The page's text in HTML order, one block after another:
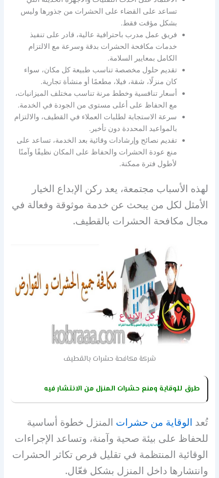
تساعد على القضاء على الحشرات من جذورها وليس
بشكل مؤقت فقط.
فريق عمل مدرب باحترافية عالية، قادر على تنفيذ
خدمات مكافحة الحشرات بدقة وسرعة مع الالتزام
الكامل بمعايير السلامة.
تقديم حلول مخصصة تناسب طبيعة كل مكان، سواء
كان منزلًا، شقة، فيلا، مطعمًا أو منشأة تجارية.
أسعار تنافسية وخطط مرنة تناسب مختلف الميزانيات،
مع الحفاظ على أعلى مستوى من الجودة في الخدمة.
سرعة الاستجابة لطلبات العملاء في القطيف، والالتزام
بالمواعيد المحددة دون تأخير.
تقديم نصائح وإرشادات وقائية بعد الخدمة، تساعد على
منع عودة الحشرات والحفاظ على المكان نظيفًا وآمنًا
لأطول فترة ممكنة.
لهذه الأسباب مجتمعة، يعد ركن الإبداع الخيار
الأمثل لكل من يبحث عن خدمة موثوقة وفعالة في
مجال مكافحة الحشرات بالقطيف.
شركة مكافحة حشرات بالقطيف
طرق للوقاية ومنع حشرات المنزل من الانتشار فيه
تُعد الوقاية من حشرات المنزل خطوة أساسية
للحفاظ على بيئة صحية وآمنة، وتساعد الإجراءات
الوقائية المنتظمة في تقليل فرص تكاثر الحشرات
وانتشارها داخل المنزل بشكل فعّال.